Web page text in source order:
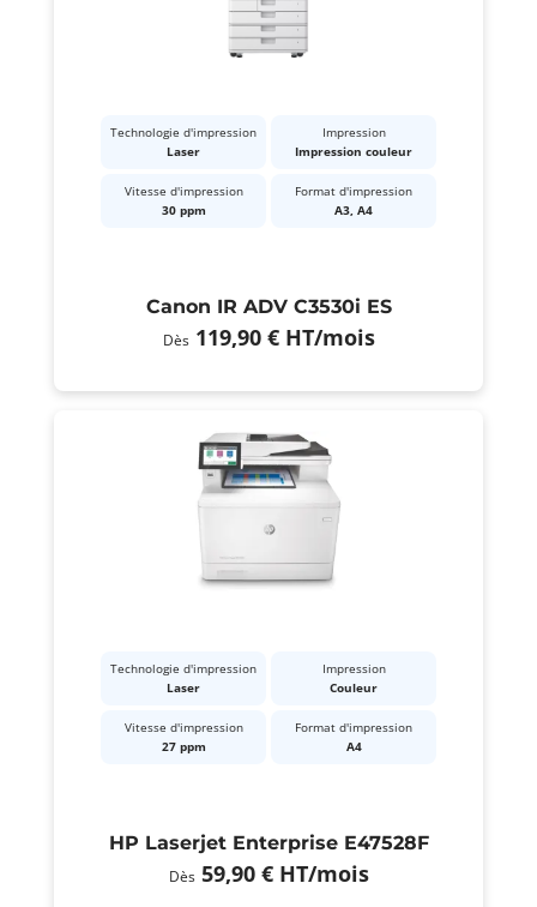
Technologie d'impression
Laser
Impression
Impression couleur
Vitesse d'impression
30 ppm
Format d'impression
A3, A4
Canon IR ADV C3530i ES
Dès 119,90 € HT/mois
Technologie d'impression
Laser
Impression
Couleur
Vitesse d'impression
27 ppm
Format d'impression
A4
HP Laserjet Enterprise E47528F
Dès 59,90 € HT/mois